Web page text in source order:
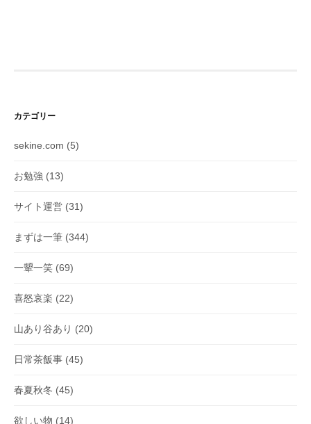
カテゴリー
sekine.com (5)
お勉強 (13)
サイト運営 (31)
まずは一筆 (344)
一顰一笑 (69)
喜怒哀楽 (22)
山あり谷あり (20)
日常茶飯事 (45)
春夏秋冬 (45)
欲しい物 (14)